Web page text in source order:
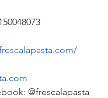
@frescalapasta